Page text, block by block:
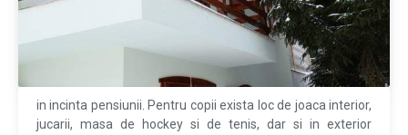
in incinta pensiunii. Pentru copii exista loc de joaca interior,
jucarii, masa de hockey si de tenis, dar si in exterior